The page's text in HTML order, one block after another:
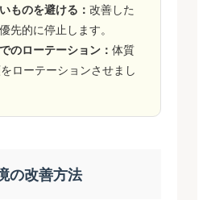
ものを避ける： 改善した
先的に停止します。
のローテーション： 体質
ローテーションさせまし
の改善方法